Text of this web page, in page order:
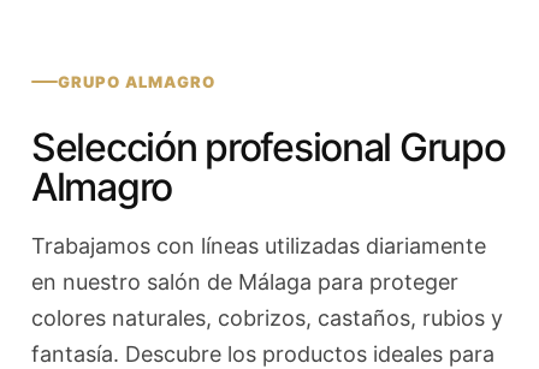
GRUPO ALMAGRO
Selección profesional Grupo
Almagro
Trabajamos con líneas utilizadas diariamente
en nuestro salón de Málaga para proteger
colores naturales, cobrizos, castaños, rubios y
fantasía. Descubre los productos ideales para